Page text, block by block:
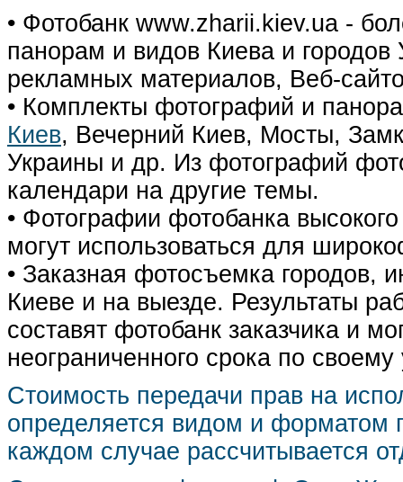
• Фотобанк www.zharii.kiev.ua -
панорам и видов Киева и городов
рекламных материалов, Веб-
• Комплекты фотографий и
Киев, Вечерний Киев, Мосты,
Украины и др. Из фотографий
календари на другие темы.
• Фотографии фотобанка
могут использоваться для
• Заказная фотосъемка городов,
Киеве и на выезде. Результаты
составят фотобанк заказчика и
неограниченного срока по
Стоимость передачи прав на
определяется видом и форматом
каждом случае рассчитывается